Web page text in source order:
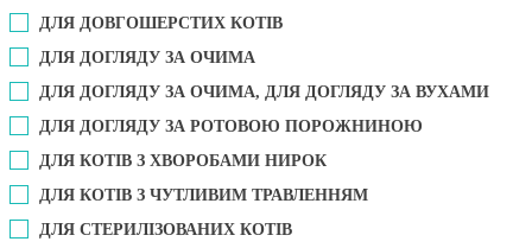
ДЛЯ ДОВГОШЕРСТИХ КОТІВ
ДЛЯ ДОГЛЯДУ ЗА ОЧИМА
ДЛЯ ДОГЛЯДУ ЗА ОЧИМА, ДЛЯ ДОГЛЯДУ ЗА ВУХАМИ
ДЛЯ ДОГЛЯДУ ЗА РОТОВОЮ ПОРОЖНИНОЮ
ДЛЯ КОТІВ З ХВОРОБАМИ НИРОК
ДЛЯ КОТІВ З ЧУТЛИВИМ ТРАВЛЕННЯМ
ДЛЯ СТЕРИЛІЗОВАНИХ КОТІВ